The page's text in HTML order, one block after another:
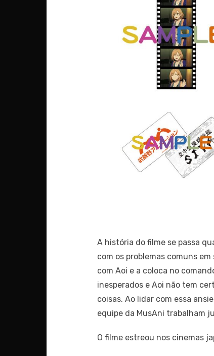
A história do filme se passa
com os problemas comuns
com Aoi e a coloca no
inesperados e Aoi não tem
coisas. Ao lidar com essa
equipe da MusAni trabalham
O filme estreou nos cinemas